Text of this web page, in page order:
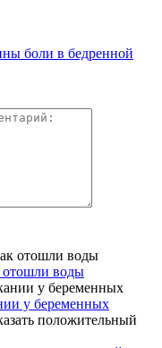
боли в бедренной
отошли воды
у беременных